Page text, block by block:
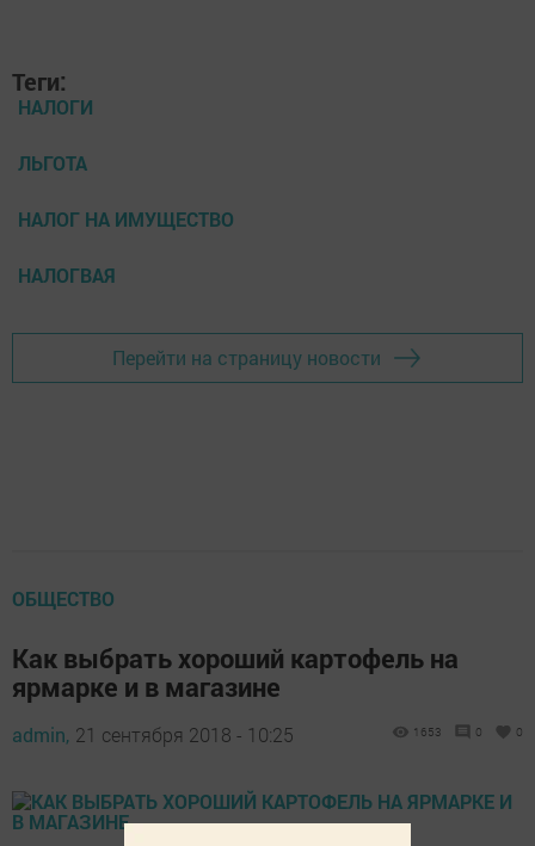
Теги:
НАЛОГИ
ЛЬГОТА
НАЛОГ НА ИМУЩЕСТВО
НАЛОГВАЯ
Перейти на страницу новости
ОБЩЕСТВО
Как выбрать хороший картофель на
ярмарке и в магазине
admin, 21 сентября 2018 - 10:25 1653 0 0